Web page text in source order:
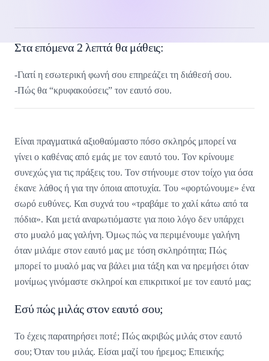
Στα επόμενα 2 λεπτά θα μάθεις:
-Γιατί η εσωτερική φωνή σου επηρεάζει τη διάθεσή σου.
-Πώς θα “κρυφακούσεις” τον εαυτό σου.
Είναι πραγματικά αξιοθαύμαστο πόσο σκληρός μπορεί να
γίνει ο καθένας από εμάς με τον εαυτό του. Τον κρίνουμε
συνεχώς για τις πράξεις του. Τον στήνουμε στον τοίχο για όσα
έκανε λάθος ή για την όποια αποτυχία. Του «φορτώνουμε» ένα
σωρό ευθύνες. Και συχνά του «τραβάμε το χαλί κάτω από τα
πόδια». Και μετά αναρωτιόμαστε για ποιο λόγο δεν υπάρχει
στο μυαλό μας γαλήνη. Όμως πώς να περιμένουμε γαλήνη
όταν μιλάμε στον εαυτό μας με τόση σκληρότητα; Πώς
μπορεί το μυαλό μας να βάλει μια τάξη και να ηρεμήσει όταν
μονίμως γινόμαστε σκληροί και επικριτικοί με τον εαυτό μας;
Εσύ πώς μιλάς στον εαυτό σου;
Το έχεις παρατηρήσει ποτέ; Πώς ακριβώς μιλάς στον εαυτό
σου; Όταν του μιλάς. Είσαι μαζί του ήρεμος; Επιεικής;